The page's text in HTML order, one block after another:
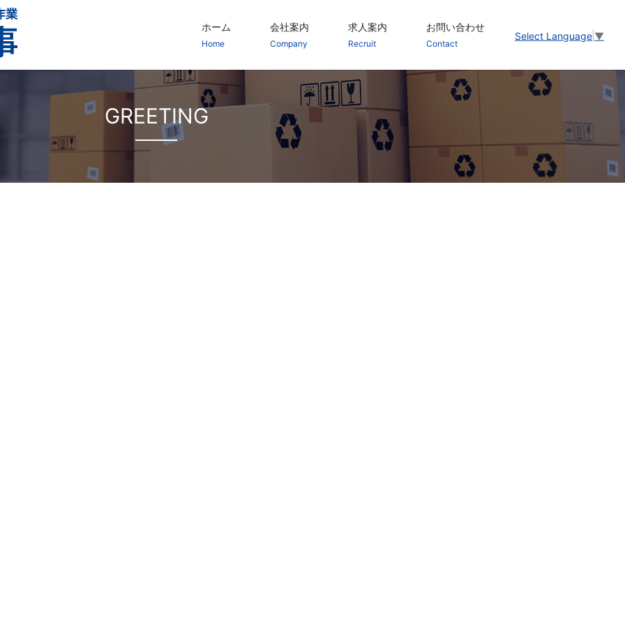
Select Language ▼
ホーム
Home
会社案内
Company
求人案内
Recruit
お問い合わせ
Contact
GREETING